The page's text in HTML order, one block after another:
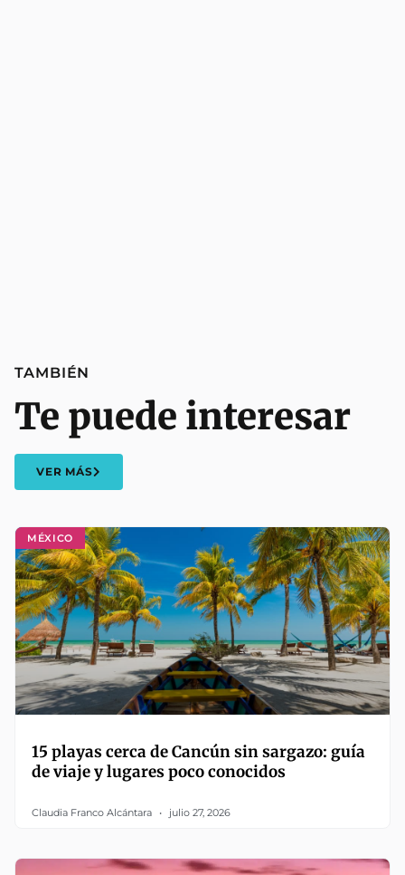
MÉXICO
15 playas cerca de Cancún sin sargazo: guía
de viaje y lugares poco conocidos
Claudia Franco Alcántara julio 27, 2026
TAMBIÉN
Te puede interesar
VER MÁS